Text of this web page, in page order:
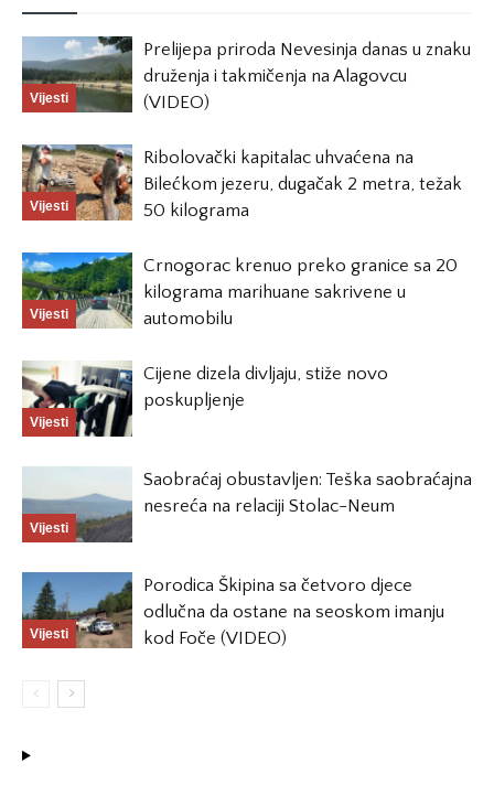
Vijesti
Prelijepa priroda Nevesinja danas u znaku
druženja i takmičenja na Alagovcu
(VIDEO)
Vijesti
Ribolovački kapitalac uhvaćena na
Bilećkom jezeru, dugačak 2 metra, težak
50 kilograma
Vijesti
Crnogorac krenuo preko granice sa 20
kilograma marihuane sakrivene u
automobilu
Vijesti
Cijene dizela divljaju, stiže novo
poskupljenje
Vijesti
Saobraćaj obustavljen: Teška saobraćajna
nesreća na relaciji Stolac-Neum
Vijesti
Porodica Škipina sa četvoro djece
odlučna da ostane na seoskom imanju
kod Foče (VIDEO)